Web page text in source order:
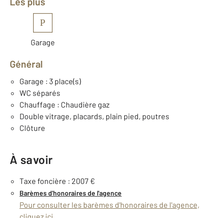
P
Garage
Général
Garage : 3 place(s)
WC séparés
Chauffage : Chaudière gaz
Double vitrage, placards, plain pied, poutres
Clôture
À savoir
Taxe foncière : 2007 €
Barèmes d'honoraires de l'agence
Pour consulter les barèmes d'honoraires de l'agence,